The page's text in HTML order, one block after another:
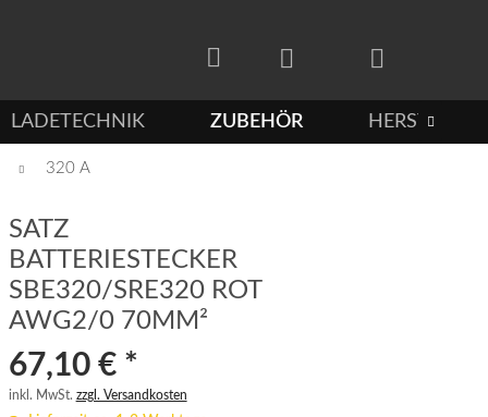
LADETECHNIK ZUBEHÖR HERSTELLER

320 A
SATZ
BATTERIESTECKER
SBE320/SRE320 ROT
AWG2/0 70MM²
67,10 € *
inkl. MwSt. zzgl. Versandkosten